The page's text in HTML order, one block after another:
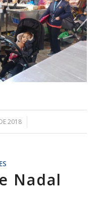
2018
Nadal